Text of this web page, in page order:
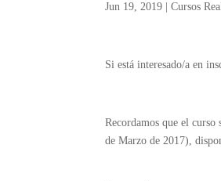
Jun 19, 2019 |Cursos
Si está interesado/a en
Recordamos que el
de Marzo de 2017),